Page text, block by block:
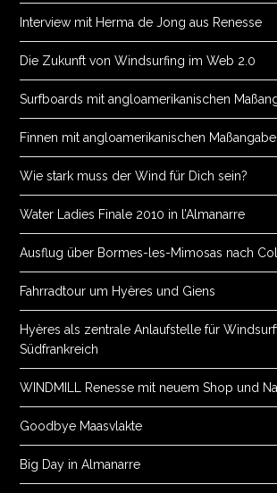
Interview mit Herma de Jong aus Renesse
Die Zukunft von Windsurfing im Web 2.0
Surfboards mit angloamerikanischen
Finnen mit angloamerikanischen
Wie stark muss der Wind für Dich sein?
Water Ladies Finale 2010 in l’Almanarre
Ausflug über Bormes-les-Mimosas nach
Fahrradtour um Hyères und Giens
Hyères als zentrale Anlaufstelle für
Südfrankreich
WINDMILL Renesse mit neuem Shop und
Goodbye Maasvlakte
Big Day in Almanarre